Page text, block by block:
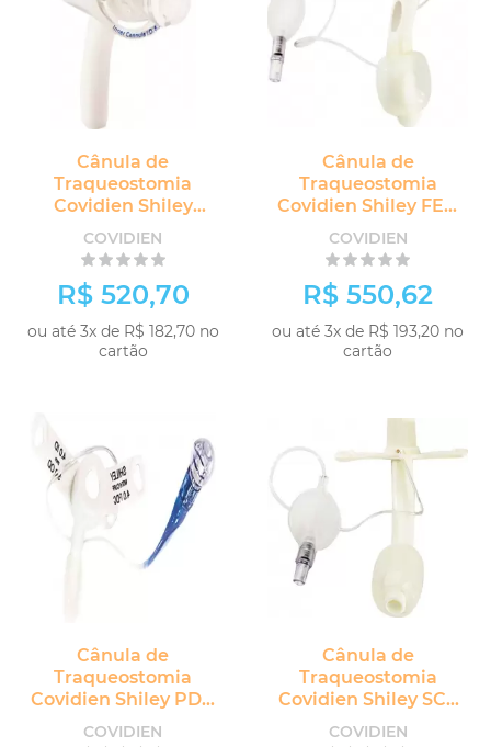
Cânula de
Traqueostomia
Covidien Shiley
Flexível Adulto sem
Cuff sem Fenestra
COVIDIEN
R$ 520,70
ou até 3x de R$ 182,70 no
cartão
Cânula de
Traqueostomia
Covidien Shiley FEN
Adulto com Cuff e
Fenestra
COVIDIEN
R$ 550,62
ou até 3x de R$ 193,20 no
cartão
Cânula de
Traqueostomia
Covidien Shiley PDC
Pediátrico e Neonatal
COVIDIEN
Cânula de
Traqueostomia
Covidien Shiley SCT
Longa com Cuff sem
COVIDIEN